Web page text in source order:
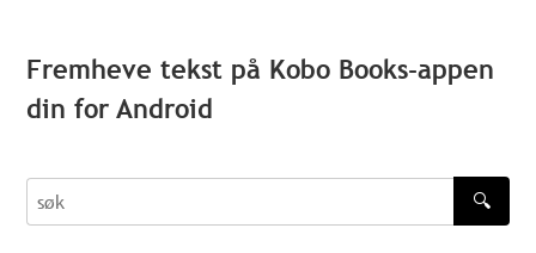
Fremheve tekst på Kobo Books-appen
din for Android
søk
🔍